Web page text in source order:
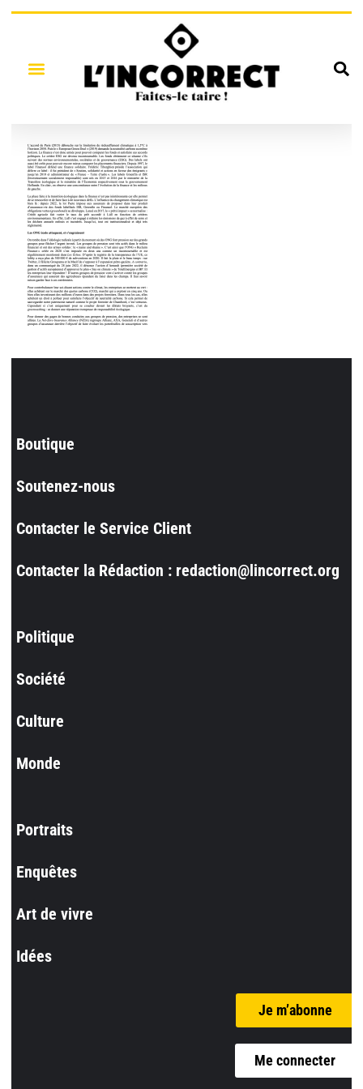
Boutique
Soutenez-nous
Contacter le Service Client
Contacter la Rédaction : redaction@lincorrect.org
Politique
Société
Culture
Monde
Portraits
Enquêtes
Art de vivre
Idées
Je m’abonne
Me connecter